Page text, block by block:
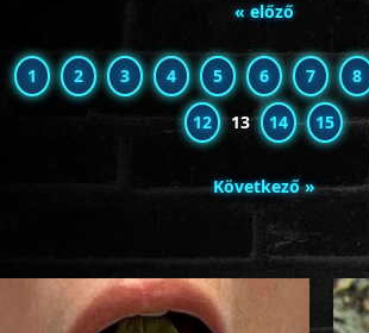
« előző
1 2 3 4 5 6 7 8
12 13 14 15
Következő »